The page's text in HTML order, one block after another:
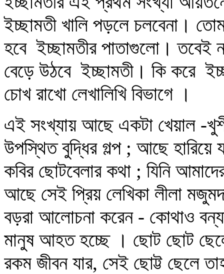
ইচ্ছামতী খালি পড়লে চলবেনা।
হবে ইচ্ছামতীর পাতাগুলো। তবেই
বেড়ে উঠবে ইচ্ছামতী। কি করে
চোখ রাখো লেখালিখি বিভাগে ।
এই সংখ্যায় আছে একটা খেয়াল -
উপস্থিত বুদ্ধির গল্প ; আছে
কবির ছোটবেলার কথা ; যিনি
আছে সেই প্রিয় লেখিকা লীলা
বড়রা আলোচনা করেন - কোথাও
মানুষ আহত হচ্ছে । ছোট ছোট
রকম জীবন যার, সেই ছোট্ট ছেলে